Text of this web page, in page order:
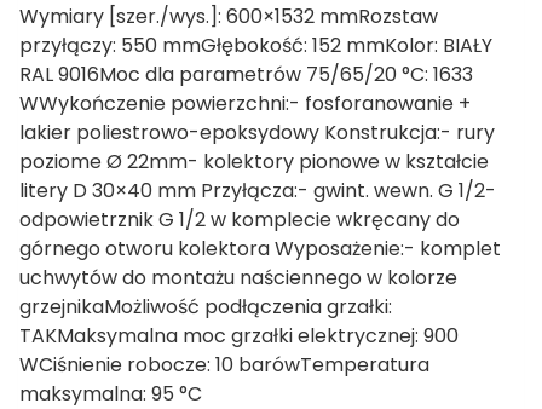
Wymiary [szer./wys.]: 600×1532 mmRozstaw
przyłączy: 550 mmGłębokość: 152 mmKolor: BIAŁY
RAL 9016Moc dla parametrów 75/65/20 °C: 1633
WWykończenie powierzchni:- fosforanowanie +
lakier poliestrowo-epoksydowy Konstrukcja:- rury
poziome Ø 22mm- kolektory pionowe w kształcie
litery D 30×40 mm Przyłącza:- gwint. wewn. G 1/2-
odpowietrznik G 1/2 w komplecie wkręcany do
górnego otworu kolektora Wyposażenie:- komplet
uchwytów do montażu naściennego w kolorze
grzejnikaMożliwość podłączenia grzałki:
TAKMaksymalna moc grzałki elektrycznej: 900
WCiśnienie robocze: 10 barówTemperatura
maksymalna: 95 °C